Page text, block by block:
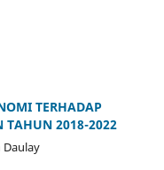
TERHADAP
TAHUN 2018-2022
Daulay